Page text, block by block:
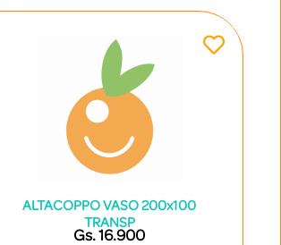
ALTACOPPO VASO 200x100
TRANSP
Gs. 16.900